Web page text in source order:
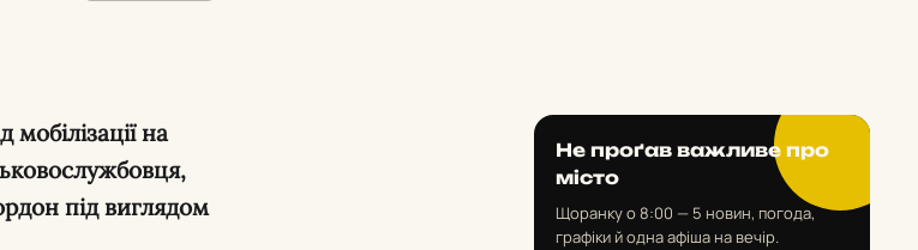
на
під виглядом
Не проґав важливе про
місто
Щоранку о 8:00 — 5 новин, погода,
графіки й одна афіша на вечір.